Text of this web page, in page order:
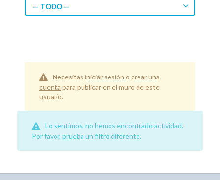
— TODO —
Necesitas iniciar sesión o crear una
cuenta para publicar en el muro de este
usuario.
Lo sentimos, no hemos encontrado actividad.
Por favor, prueba un filtro diferente.